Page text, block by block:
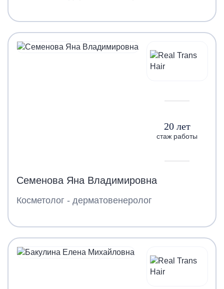
20 лет
стаж работы
Семенова Яна Владимировна
Косметолог - дерматовенеролог